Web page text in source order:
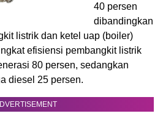
40 persen
dibandingkan
listrik dan ketel uap (boiler)
efisiensi pembangkit listrik
80 persen, sedangkan
diesel 25 persen.